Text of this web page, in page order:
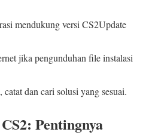
mendukung versi CS2Update
jika pengunduhan file instalasi
catat dan cari solusi yang sesuai.
Pentingnya